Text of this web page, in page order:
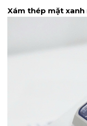
Xám thép mặt